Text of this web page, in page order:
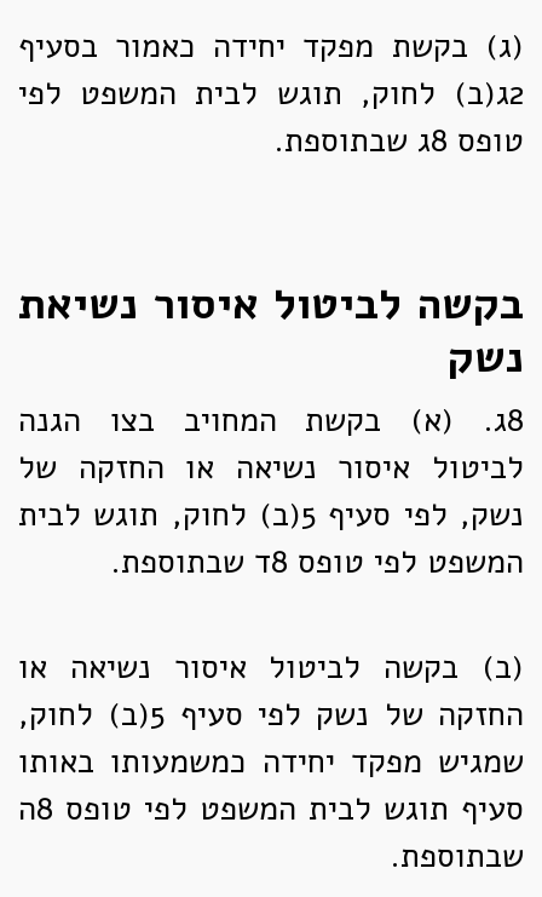
(ג) בקשת מפקד יחידה כאמור בסעיף
2ג(ב) לחוק, תוגש לבית המשפט לפי
טופס 8ג שבתוספת.
בקשה לביטול איסור נשיאת
נשק
8ג. (א)
בקשת המחויב בצו הגנה
לביטול איסור נשיאה או החזקה של
נשק, לפי סעיף 5(ב) לחוק, תוגש לבית
המשפט לפי טופס 8ד שבתוספת.
(ב) בקשה לביטול איסור נשיאה או
החזקה של נשק לפי סעיף 5(ב) לחוק,
שמגיש מפקד יחידה כמשמעותו באותו
סעיף תוגש לבית המשפט לפי טופס 8ה
שבתוספת.